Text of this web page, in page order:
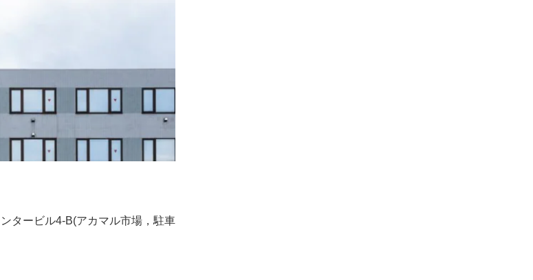
タービル4-B(アカマル市場，駐車